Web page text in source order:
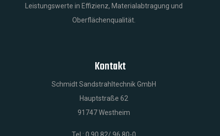
Leistungswerte in Effizienz, Materialabtragung und
Oberflächenqualität.
Kontakt
Schmidt Sandstrahltechnik GmbH
Hauptstraße 62
91747 Westheim
Tel.: 0 90 82/ 96 80-0